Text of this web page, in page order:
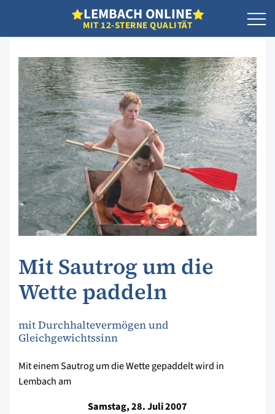
LEMBACH ONLINE
MIT 12-STERNE QUALITÄT
Mit Sautrog um die
Wette paddeln
mit Durchhaltevermögen und
Gleichgewichtssinn
Mit einem Sautrog um die Wette gepaddelt wird in
Lembach am
Samstag, 28. Juli 2007